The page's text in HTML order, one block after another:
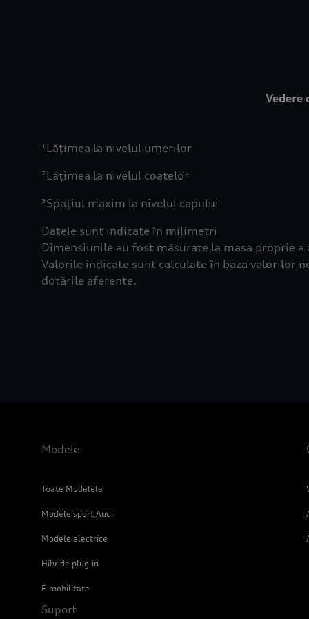
¹Lățimea la nivelul umerilor
²Lățimea la nivelul coatelor
³Spațiul maxim la nivelul capului
Datele sunt indicate în milimetri
Dimensiunile au fost măsurate la masa proprie
Valorile indicate sunt calculate în baza valorilor
dotările aferente.
Modele
Toate Modelele
Modele sport Audi
Modele electrice
Hibride plug-in
E-mobilitate
Suport